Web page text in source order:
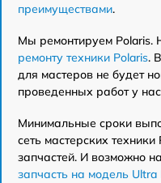
преимуществами.
Мы ремонтируем Polaris.
ремонту техники Polaris.
для мастеров не будет
проведенных работ у
Минимальные сроки
сеть мастерских
запчастей. И возможно
запчасть на модель Ultra